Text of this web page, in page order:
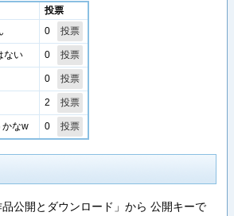
投票
0
ない 0
0
2
かなw 0
公開とダウンロード」から 公開キーで